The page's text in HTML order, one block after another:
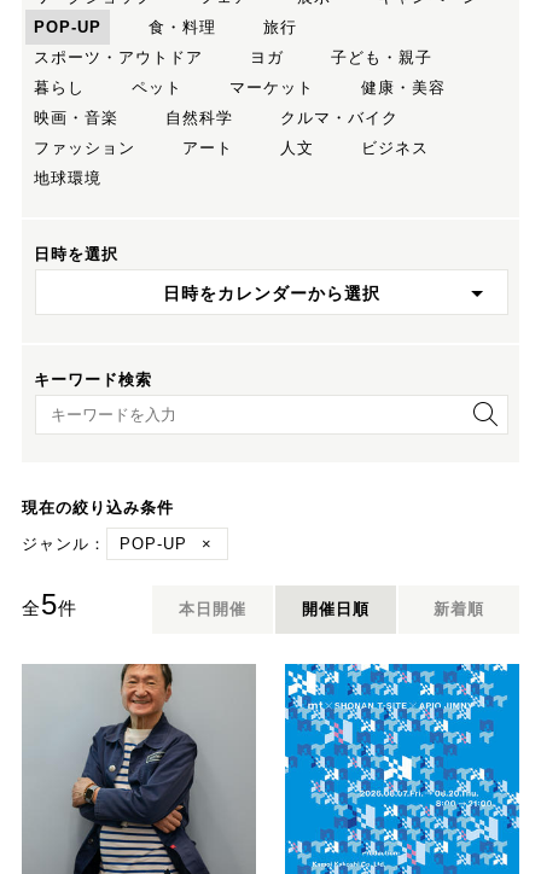
POP-UP
食・料理
旅行
スポーツ・アウトドア
ヨガ
子ども・親子
暮らし
ペット マーケット
健康・美容
映画・音楽
自然科学
クルマ・バイク
ファッション
アート 人文
ビジネス
地球環境
日時を選択
日時をカレンダーから選択
キーワード検索
キーワード検索
現在の絞り込み条件
ジャンル：
POP-UP ×
全5件 本日開催 開催日順 新着順